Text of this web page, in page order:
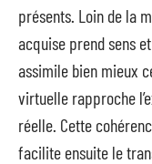
présents. Loin de la
acquise prend sens
assimile bien mieux
virtuelle rapproche
réelle. Cette
facilite ensuite le